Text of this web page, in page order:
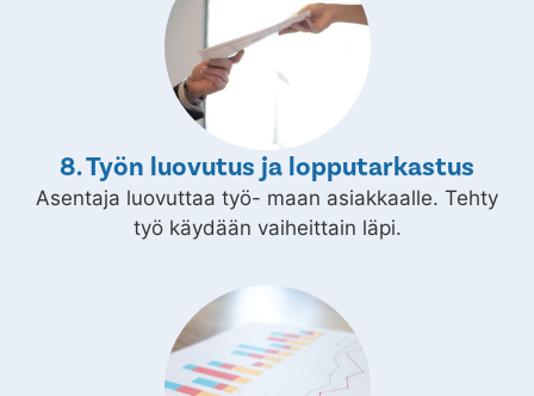
8. Työn luovutus ja lopputarkastus
Asentaja luovuttaa työ- maan asiakkaalle. Tehty
työ käydään vaiheittain läpi.